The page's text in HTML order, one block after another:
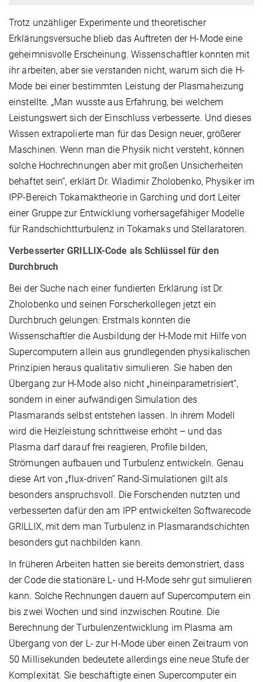
Trotz unzähliger Experimente und theoretischer
Erklärungsversuche blieb das Auftreten der H-Mode eine
geheimnisvolle Erscheinung. Wissenschaftler konnten mit
ihr arbeiten, aber sie verstanden nicht, warum sich die H-
Mode bei einer bestimmten Leistung der Plasmaheizung
einstellte. „Man wusste aus Erfahrung, bei welchem
Leistungswert sich der Einschluss verbesserte. Und dieses
Wissen extrapolierte man für das Design neuer, größerer
Maschinen. Wenn man die Physik nicht versteht, können
solche Hochrechnungen aber mit großen Unsicherheiten
behaftet sein“, erklärt Dr. Wladimir Zholobenko, Physiker im
IPP-Bereich Tokamaktheorie in Garching und dort Leiter
einer Gruppe zur Entwicklung vorhersagefähiger Modelle
für Randschichtturbulenz in Tokamaks und Stellaratoren.
Verbesserter GRILLIX-Code als Schlüssel für den
Durchbruch
Bei der Suche nach einer fundierten Erklärung ist Dr.
Zholobenko und seinen Forscherkollegen jetzt ein
Durchbruch gelungen: Erstmals konnten die
Wissenschaftler die Ausbildung der H-Mode mit Hilfe von
Supercomputern allein aus grundlegenden physikalischen
Prinzipien heraus qualitativ simulieren. Sie haben den
Übergang zur H-Mode also nicht „hineinparametrisiert“,
sondern in einer aufwändigen Simulation des
Plasmarands selbst entstehen lassen. In ihrem Modell
wird die Heizleistung schrittweise erhöht – und das
Plasma darf darauf frei reagieren, Profile bilden,
Strömungen aufbauen und Turbulenz entwickeln. Genau
diese Art von „flux-driven“ Rand-Simulationen gilt als
besonders anspruchsvoll. Die Forschenden nutzten und
verbesserten dafür den am IPP entwickelten Softwarecode
GRILLIX, mit dem man Turbulenz in Plasmarandschichten
besonders gut nachbilden kann.
In früheren Arbeiten hatten sie bereits demonstriert, dass
der Code die stationäre L- und H-Mode sehr gut simulieren
kann. Solche Rechnungen dauern auf Supercomputern ein
bis zwei Wochen und sind inzwischen Routine. Die
Berechnung der Turbulenzentwicklung im Plasma am
Übergang von der L- zur H-Mode über einen Zeitraum von
50 Millisekunden bedeutete allerdings eine neue Stufe der
Komplexität. Sie beschäftigte einen Supercomputer ein